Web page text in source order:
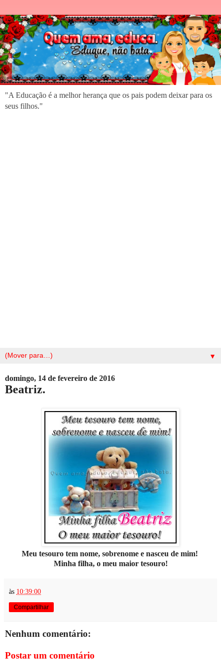
"A Educação é a melhor herança que os pais podem deixar para os
seus filhos."
▼
domingo, 14 de fevereiro de 2016
Beatriz.
Meu tesouro tem nome, sobrenome e nasceu de mim!
Minha filha, o meu maior tesouro!
às 10:39:00
Compartilhar
Nenhum comentário:
Postar um comentário